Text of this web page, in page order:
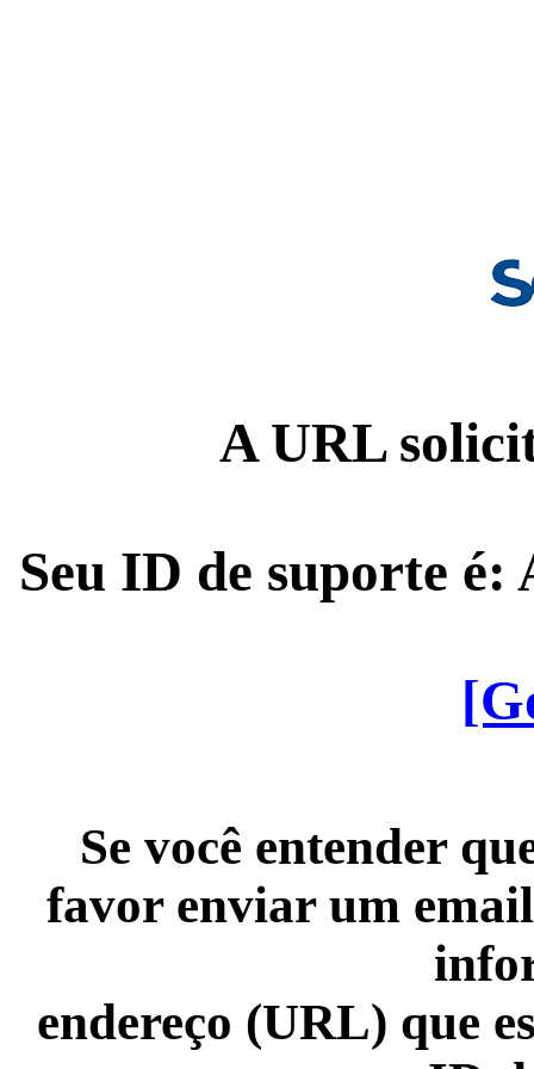
A URL
Seu ID de suporte é:
Se você entender
favor enviar um
endereço (URL) que